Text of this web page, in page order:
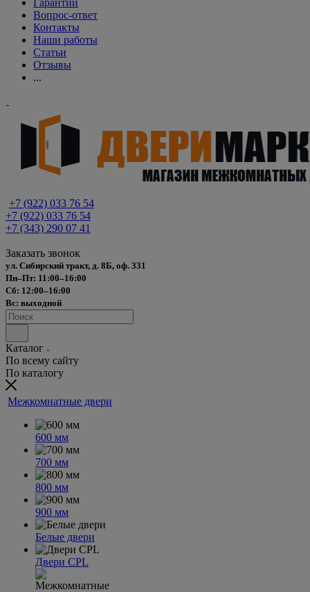
Гарантии
Вопрос-ответ
Контакты
Наши работы
Статьи
Отзывы
...
+7 (922) 033 76 54
+7 (922) 033 76 54
+7 (343) 290 07 41
Заказать звонок
ул. Сибирский тракт, д. 8Б, оф. 331
Пн–Пт: 11:00–16:00
Сб: 12:00–16:00
Вс: выходной
Каталог
По всему сайту
По каталогу
Межкомнатные двери
600 мм
700 мм
800 мм
900 мм
Белые двери
Двери CPL